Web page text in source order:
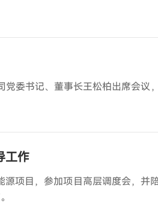
委书记、董事长王松柏出席会议
工作
项目，参加项目高层调度会，并